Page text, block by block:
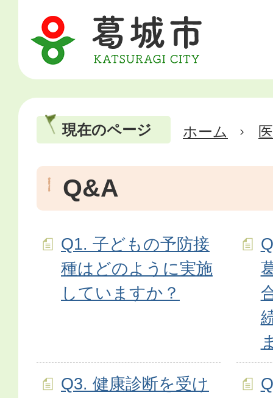
現在のページ ホーム
Q&A
Q1. 子どもの予防接
種はどのように実施
していますか？
Q3. 健康診断を受け